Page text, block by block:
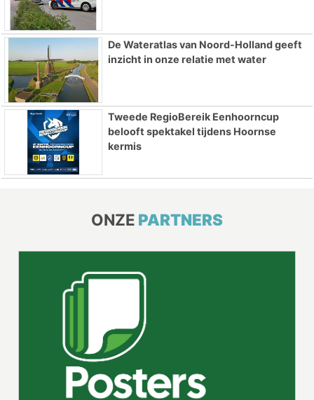
De Wateratlas van Noord-Holland geeft
inzicht in onze relatie met water
Tweede RegioBereik Eenhoorncup
belooft spektakel tijdens Hoornse
kermis
ONZE PARTNERS